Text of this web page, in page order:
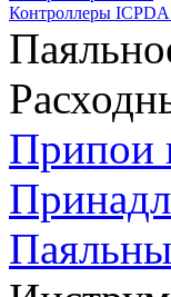
Контроллеры
Припои